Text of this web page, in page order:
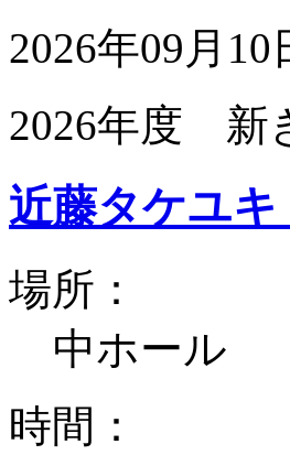
2026年09月10
2026年度 新
近藤タケユ
場所：
中ホール
時間：